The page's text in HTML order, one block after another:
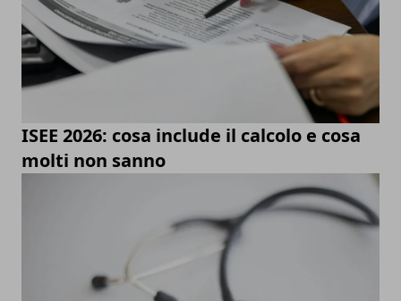
ISEE 2026: cosa include il calcolo e cosa
molti non sanno